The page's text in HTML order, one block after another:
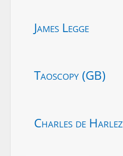
James Legge
Taoscopy (GB)
Charles de Harlez